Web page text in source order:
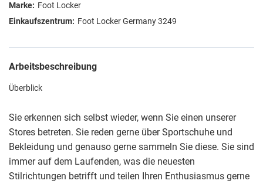
Foot Locker
Foot Locker Germany 3249
Arbeitsbeschreibung
Überblick
Sie erkennen sich selbst wieder, wenn Sie einen unserer
Stores betreten. Sie reden gerne über Sportschuhe und
Bekleidung und genauso gerne sammeln Sie diese. Sie sind
immer auf dem Laufenden, was die neuesten
Stilrichtungen betrifft und teilen Ihren Enthusiasmus gerne